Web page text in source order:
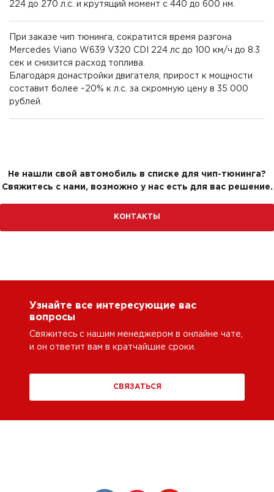
224 до 270 л.с. и крутящий момент с 440 до 600 нм.
При заказе чип тюнинга, сократится время разгона
Mercedes Viano W639 V320 CDI 224 лс до 100 км/ч до 8.3
сек и снизится расход топлива.
Благодаря донастройки двигателя, прирост к мощности
составит более ~20% к л.с. за скромную цену в 35 000
рублей.
Не нашли свой автомобиль в списке для чип-тюнинга?
Свяжитесь с нами, возможно у нас есть для вас решение.
КОНТАКТЫ
Узнайте все интересующие вас
вопросы
Свяжитесь с нашим менеджером в онлайне чате,
и он ответит вам в кратчайшие сроки.
СВЯЗАТЬСЯ